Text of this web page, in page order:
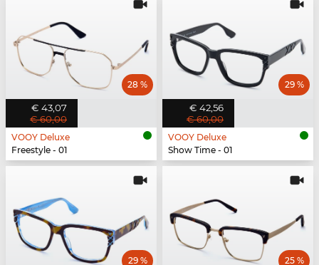
€ 43,07
€ 60,00
28 %
VOOY Deluxe
Freestyle - 01
€ 42,56
€ 60,00
29 %
VOOY Deluxe
Show Time - 01
29 % 25 %